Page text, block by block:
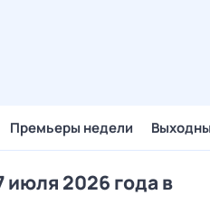
Премьеры недели
июля 2026 года в